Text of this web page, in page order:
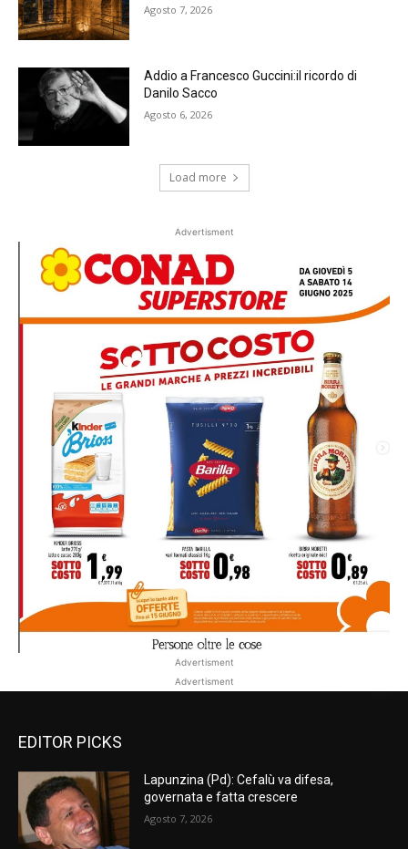
Agosto 7, 2026
Addio a Francesco Guccini:il ricordo di
Danilo Sacco
Agosto 6, 2026
Load more
Advertisment
Advertisment
Advertisment
EDITOR PICKS
Lapunzina (Pd): Cefalù va difesa,
governata e fatta crescere
Agosto 7, 2026